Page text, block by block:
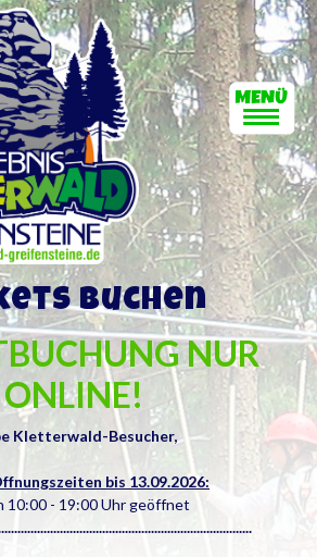
buchen
NUR
ONLINE!
Kletterwald-Besucher,
bis 13.09.2026:
10:00 - 19:00 Uhr geöffnet